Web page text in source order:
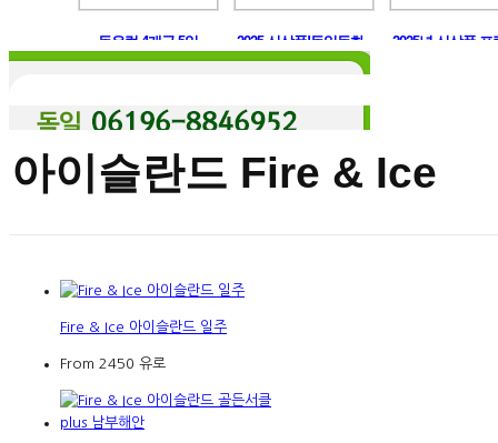
2025 신상품!독일동화.. 2025년 신상품 프
동유럽 4개국 5일
아이슬란드 Fire & Ice
Fire & Ice 아이슬란드 일주
From 2450 유로